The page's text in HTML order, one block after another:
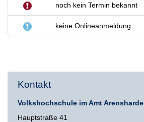
noch kein Termin bekannt
keine Onlineanmeldung
Kontakt
Volkshochschule im Amt Arensharde
Hauptstraße 41